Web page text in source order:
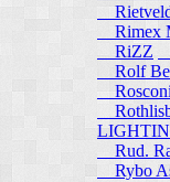
Rimex
RiZZ
Rolf
Rosconi
Rud.
Rybo